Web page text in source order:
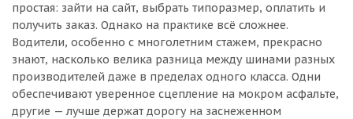
простая: зайти на сайт, выбрать типоразмер, оплатить и
получить заказ. Однако на практике всё сложнее.
Водители, особенно с многолетним стажем, прекрасно
знают, насколько велика разница между шинами разных
производителей даже в пределах одного класса. Одни
обеспечивают уверенное сцепление на мокром асфальте,
другие — лучше держат дорогу на заснеженном